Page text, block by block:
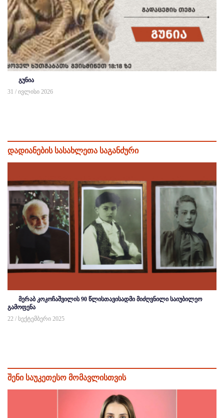
გუნია
31 / ივლისი 2026
დადიანების სასახლეთა საგანძური
მერაბ კოკოჩაშვილის 90 წლისთავისადმი მიძღვნილი საიუბილეო
გამოფენა
22 / სექტემბერი 2025
შენი საუკეთესო მომავლისთვის